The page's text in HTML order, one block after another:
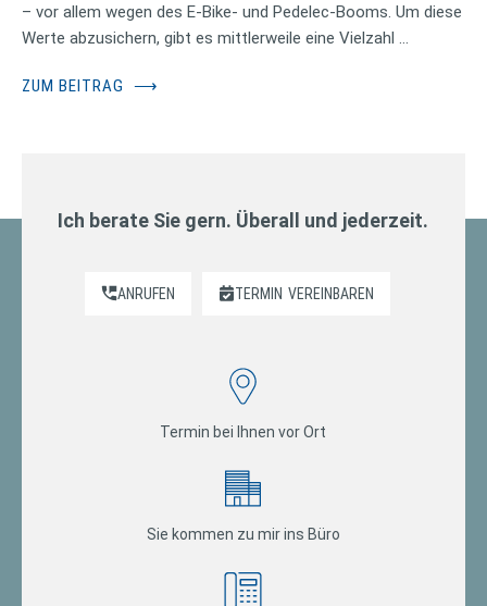
– vor allem wegen des E-Bike- und Pedelec-Booms. Um diese
Werte abzusichern, gibt es mittlerweile eine Vielzahl …
ZUM BEITRAG ⟶
Ich berate Sie gern. Überall und jederzeit.
ANRUFEN TERMIN VEREINBAREN
Termin bei Ihnen vor Ort
Sie kommen zu mir ins Büro